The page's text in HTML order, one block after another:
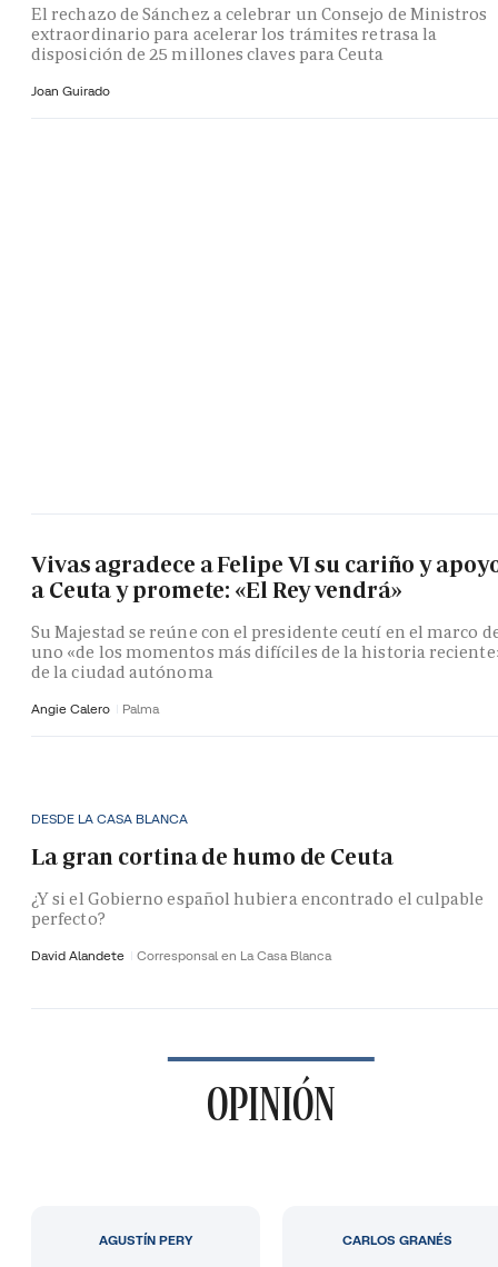
El rechazo de Sánchez a celebrar un Consejo de Ministros
extraordinario para acelerar los trámites retrasa la
disposición de 25 millones claves para Ceuta
Joan Guirado
Vivas agradece a Felipe VI su cariño y
a Ceuta y promete: «El Rey vendrá»
Su Majestad se reúne con el presidente ceutí en el marco
uno «de los momentos más difíciles de la historia
de la ciudad autónoma
Angie Calero Palma
DESDE LA CASA BLANCA
La gran cortina de humo de Ceuta
¿Y si el Gobierno español hubiera encontrado el culpable
perfecto?
David Alandete Corresponsal en La Casa Blanca
OPINIÓN
AGUSTÍN PERY CARLOS GRANÉS